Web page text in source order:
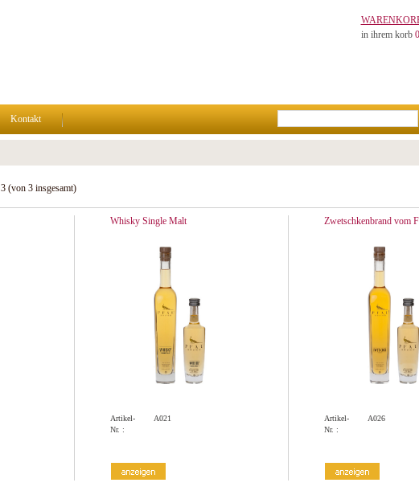
in ihrem korb
Kontakt
3(von 3insgesamt)
Whisky Single Malt
Artikel-
Nr. :
A021
Zwetschkenbrand vom
Artikel-
Nr. :
A026